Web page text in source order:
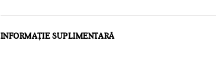
INFORMAȚIE SUPLIMENTARĂ